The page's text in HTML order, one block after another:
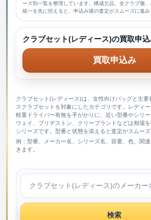
クラブセット(レディース)は、女性向けバッグと主要
スクラブセットを対象にしたカテゴリです。レディー
軽量ドライバー有無を手がかりに、近い型番やシリ
ウェイ、ブリヂストン、クリーブランドなどは相場
シリーズです。型番と状態を添えると査定がスムーズ
例：型番、メーカー名、シリーズ名、容量、色、関
きます。
検索
ーズ別一覧を整理しています。構成欠品、全クラブ傷
統一を先に控えると、申込み後の査定がスムーズに進み
クラブセット(レディース)の買取申
買取申込み